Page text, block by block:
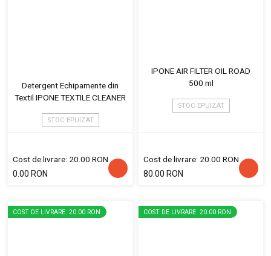
Detergent Echipamente din
Textil IPONE TEXTILE CLEANER
STOC EPUIZAT
Cost de livrare: 20.00 RON
0.00 RON
IPONE AIR FILTER OIL ROAD
500 ml
STOC EPUIZAT
Cost de livrare: 20.00 RON
80.00 RON
COST DE LIVRARE: 20.00 RON COST DE LIVRARE: 20.00 RON